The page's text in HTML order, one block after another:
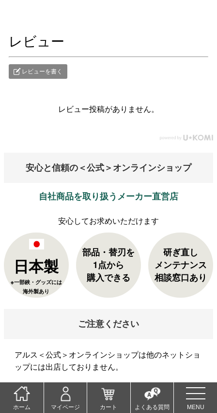
レビュー
レビューを書く
レビュー投稿がありません。
安心と信頼の＜公式＞オンラインショップ
自社商品を取り扱うメーカー直営店
日本製
※一部鋏・グッズには
海外製あり
部品・替刃を
1点から
購入できる
研ぎ直し
メンテナンス
相談窓口あり
ご注意ください
アルス＜公式＞オンラインショップは他のネットショ
ップには出店しておりません。
当店以外でご購入された商品の返品・交換は承れませ
ん。ご了承くださいませ。
ホーム マイページ カート よくある質問 MENU